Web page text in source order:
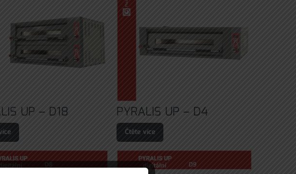
UP – D18 PYRALIS UP – D4
Čtěte více